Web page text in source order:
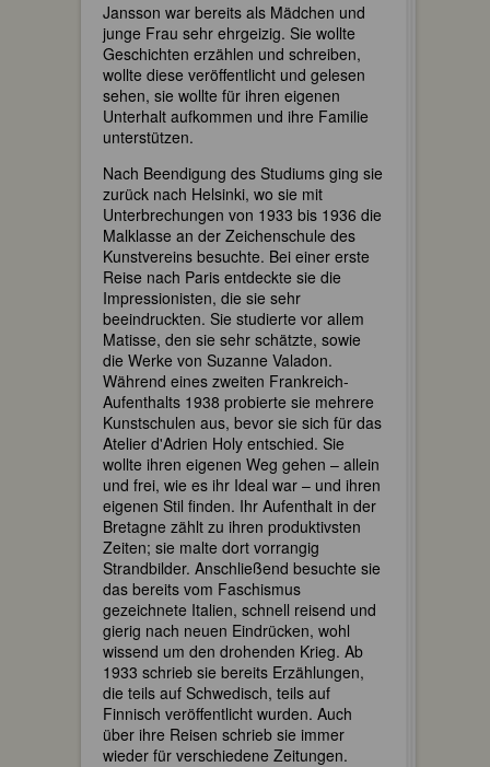
Jansson war bereits als Mädchen und
junge Frau sehr ehrgeizig. Sie wollte
Geschichten erzählen und schreiben,
wollte diese veröffentlicht und gelesen
sehen, sie wollte für ihren eigenen
Unterhalt aufkommen und ihre Familie
unterstützen.
Nach Beendigung des Studiums ging sie
zurück nach Helsinki, wo sie mit
Unterbrechungen von 1933 bis 1936 die
Malklasse an der Zeichenschule des
Kunstvereins besuchte. Bei einer erste
Reise nach Paris entdeckte sie die
Impressionisten, die sie sehr
beeindruckten. Sie studierte vor allem
Matisse, den sie sehr schätzte, sowie
die Werke von Suzanne Valadon.
Während eines zweiten Frankreich-
Aufenthalts 1938 probierte sie mehrere
Kunstschulen aus, bevor sie sich für das
Atelier d'Adrien Holy entschied. Sie
wollte ihren eigenen Weg gehen – allein
und frei, wie es ihr Ideal war – und ihren
eigenen Stil finden. Ihr Aufenthalt in der
Bretagne zählt zu ihren produktivsten
Zeiten; sie malte dort vorrangig
Strandbilder. Anschließend besuchte sie
das bereits vom Faschismus
gezeichnete Italien, schnell reisend und
gierig nach neuen Eindrücken, wohl
wissend um den drohenden Krieg. Ab
1933 schrieb sie bereits Erzählungen,
die teils auf Schwedisch, teils auf
Finnisch veröffentlicht wurden. Auch
über ihre Reisen schrieb sie immer
wieder für verschiedene Zeitungen.